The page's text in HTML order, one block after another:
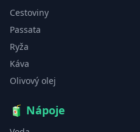
Cestoviny
Passata
Ryža
Káva
Olivový olej
🧃 Nápoje